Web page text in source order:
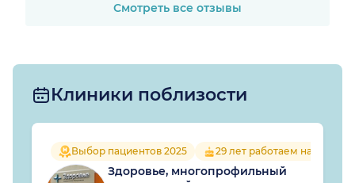
вынуждена самаСмотреть все отзывы
Клиники поблизости
Выбор пациентов 2025 29 лет работаем на рынке
Здоровье, многопрофильный